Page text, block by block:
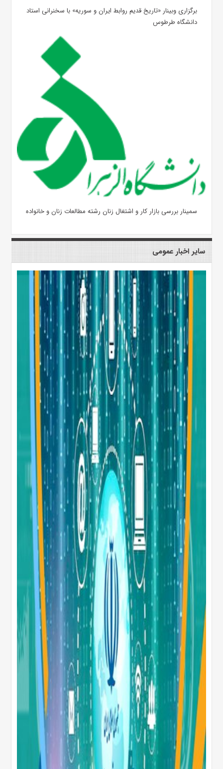
برگزاری وبینار «تاریخ قدیم روابط ایران و سوریه» با سخنرانی استاد
دانشگاه طرطوس
سمینار بررسی بازار کار و اشتغال زنان رشته مطالعات زنان و خانواده
سایر اخبار عمومی